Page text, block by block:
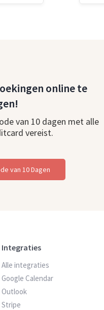
online te
van 10 dagen met alle
vereist.
van 10 Dagen
Integraties
Alle integraties
Google Calendar
Outlook
Stripe